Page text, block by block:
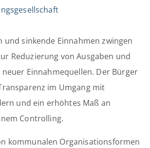
und sinkende Einnahmen zwingen
Reduzierung von Ausgaben und
Einnahmequellen. Der Bürger
im Umgang mit
und ein erhöhtes Maß an
Controlling.
kommunalen Organisationsformen